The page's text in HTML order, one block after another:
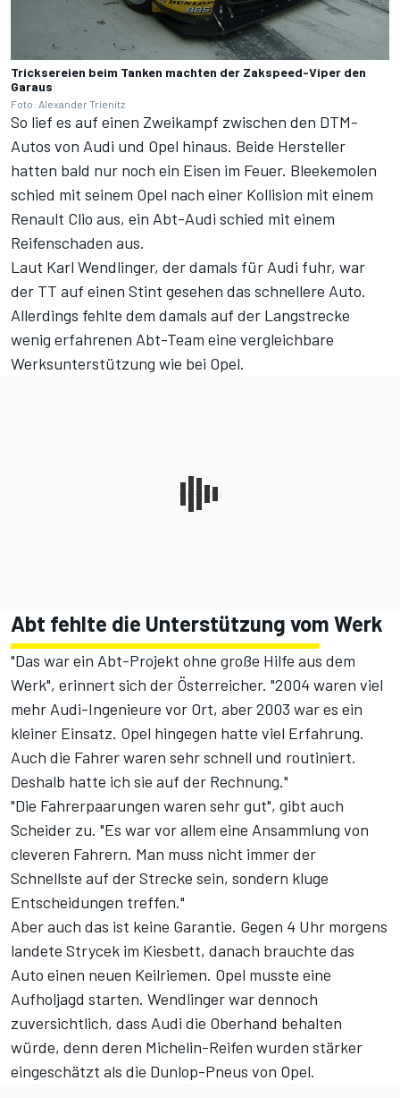
Tricksereien beim Tanken machten der Zakspeed-Viper den
Garaus
Foto: Alexander Trienitz
So lief es auf einen Zweikampf zwischen den DTM-
Autos von Audi und Opel hinaus. Beide Hersteller
hatten bald nur noch ein Eisen im Feuer. Bleekemolen
schied mit seinem Opel nach einer Kollision mit einem
Renault Clio aus, ein Abt-Audi schied mit einem
Reifenschaden aus.
Laut Karl Wendlinger, der damals für Audi fuhr, war
der TT auf einen Stint gesehen das schnellere Auto.
Allerdings fehlte dem damals auf der Langstrecke
wenig erfahrenen Abt-Team eine vergleichbare
Werksunterstützung wie bei Opel.
Abt fehlte die Unterstützung vom Werk
"Das war ein Abt-Projekt ohne große Hilfe aus dem
Werk", erinnert sich der Österreicher. "2004 waren viel
mehr Audi-Ingenieure vor Ort, aber 2003 war es ein
kleiner Einsatz. Opel hingegen hatte viel Erfahrung.
Auch die Fahrer waren sehr schnell und routiniert.
Deshalb hatte ich sie auf der Rechnung."
"Die Fahrerpaarungen waren sehr gut", gibt auch
Scheider zu. "Es war vor allem eine Ansammlung von
cleveren Fahrern. Man muss nicht immer der
Schnellste auf der Strecke sein, sondern kluge
Entscheidungen treffen."
Aber auch das ist keine Garantie. Gegen 4 Uhr morgens
landete Strycek im Kiesbett, danach brauchte das
Auto einen neuen Keilriemen. Opel musste eine
Aufholjagd starten. Wendlinger war dennoch
zuversichtlich, dass Audi die Oberhand behalten
würde, denn deren Michelin-Reifen wurden stärker
eingeschätzt als die Dunlop-Pneus von Opel.